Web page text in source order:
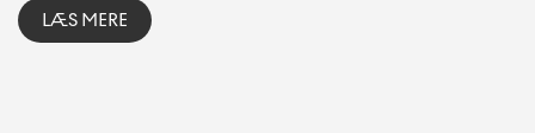
LÆS MERE